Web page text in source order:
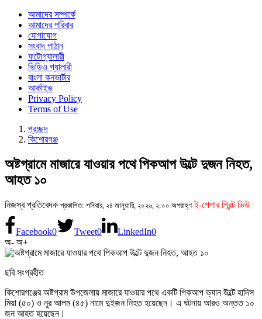
আমাদের সম্পর্কে
আমাদের পরিবার
যোগাযোগ
সংবাদ পাঠান
ফটোগ্যালারী
ভিডিও গ্যালারী
বাংলা কনভার্টার
আর্কাইভ
Privacy Policy
Terms of Use
প্রচ্ছদ
কিশোরগঞ্জ
অষ্টগ্রামে মাজারে যাওয়ার পথে পিকআপ উল্টে দুজন নিহত,
আহত ১০
নিজস্ব প্রতিবেদক প্রকাশিত: শনিবার, ২৪ জানুয়ারি, ২০২৬, ২:০০ অপরাহ্ণ ই-পেপার প্রিন্ট ভিউ
Facebook0 Tweet0 LinkedIn0
অ- অ+
ছবি সংগ্রহীত
কিশোরগঞ্জের অষ্টগ্রাম উপজেলায় মাজারে যাওয়ার পথে একটি পিকআপ ভ্যান উল্টে হাদিস
মিয়া (৫০) ও নূর আলম (৪৫) নামে দুইজন নিহত হয়েছেন। এ ঘটনায় আরও অন্তত ১০
জন আহত হয়েছেন।